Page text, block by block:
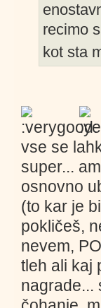
recimo
kot sta
vse se
super...
osnovno
(to kar je
pokličeš,
nevem,
tleh ali kaj
nagrade...